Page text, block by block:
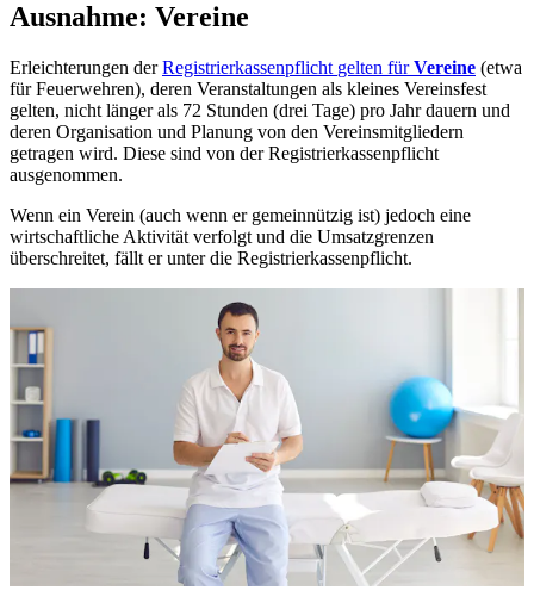
Ausnahme: Vereine
Erleichterungen derRegistrierkassenpflicht gelten fürVereine (etwa
für Feuerwehren), deren Veranstaltungen als kleines Vereinsfest
gelten, nicht länger als 72 Stunden (drei Tage) pro Jahr dauern und
deren Organisation und Planung von den Vereinsmitgliedern
getragen wird. Diese sind von der Registrierkassenpflicht
ausgenommen.
Wenn ein Verein (auch wenn er gemeinnützig ist) jedoch eine
wirtschaftliche Aktivität verfolgt und die Umsatzgrenzen
überschreitet, fällt er unter die Registrierkassenpflicht.